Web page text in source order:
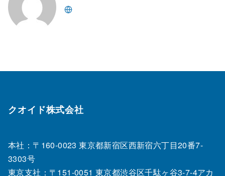
クオイド株式会社
本社：〒160-0023 東京都新宿区西新宿六丁目20番7‐
3303号
東京支社：〒151‐0051 東京都渋谷区千駄ヶ谷3-7-4アカ